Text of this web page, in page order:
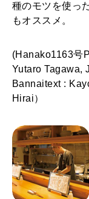
種のモツを使っ
もオススメ。
(Hanako1163号
Yutaro Tagawa,
Bannaitext :
Hirai）